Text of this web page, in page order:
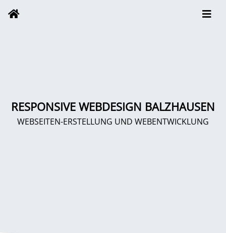
RESPONSIVE WEBDESIGN BALZHAUSEN
WEBSEITEN-ERSTELLUNG UND WEBENTWICKLUNG